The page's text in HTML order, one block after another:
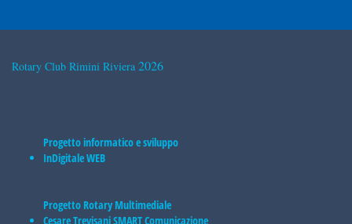
Rotary Club Rimini Riviera 2026
Progetto informatico e sviluppo
InDigitale WEB
Progetto Rotary Multimediale
Cesare TrevisaniSMART Comunicazione